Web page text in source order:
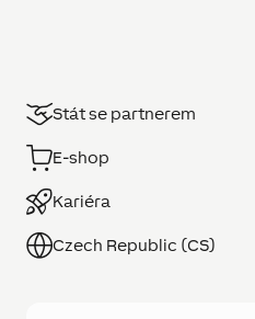
Stát se partnerem
E-shop
Kariéra
Czech Republic (CS)